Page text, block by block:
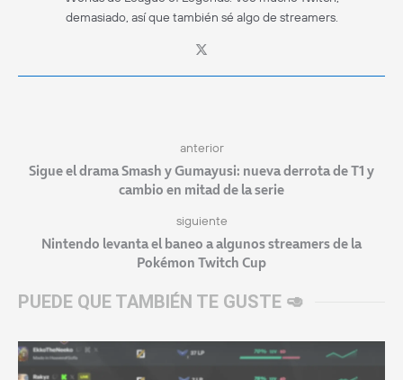
demasiado, así que también sé algo de streamers.
anterior
Sigue el drama Smash y Gumayusi: nueva derrota de T1 y
cambio en mitad de la serie
siguiente
Nintendo levanta el baneo a algunos streamers de la
Pokémon Twitch Cup
PUEDE QUE TAMBIÉN TE GUSTE 🥑